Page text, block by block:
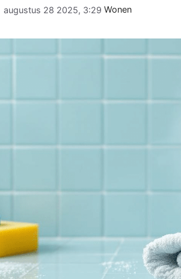
augustus 28 2025, 3:29 Categorieën
Wonen